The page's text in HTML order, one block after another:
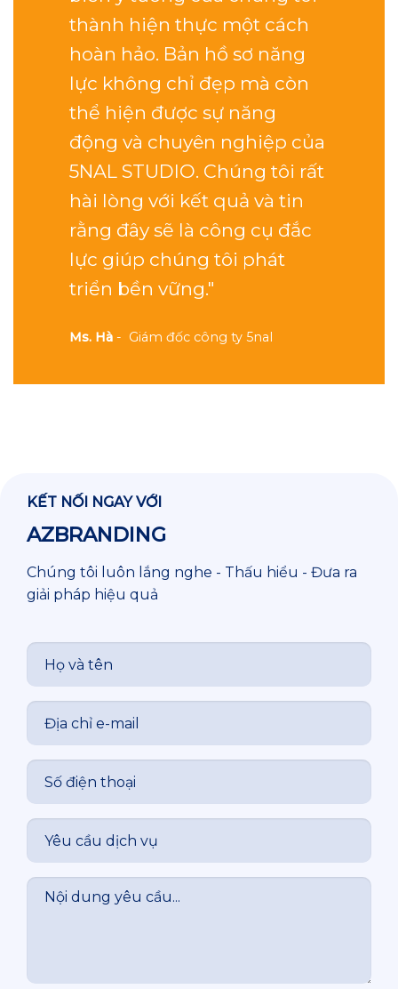
thành hiện thực một cách
hoàn hảo. Bản hồ sơ năng
lực không chỉ đẹp mà còn
thể hiện được sự năng
động và chuyên nghiệp của
5NAL STUDIO. Chúng tôi rất
hài lòng với kết quả và tin
rằng đây sẽ là công cụ đắc
lực giúp chúng tôi phát
triển bền vững."
Ms. Hà- Giám đốc công ty 5nal
KẾT NỐI NGAY VỚI
AZBRANDING
Chúng tôi luôn lắng nghe - Thấu hiểu - Đưa ra
giải pháp hiệu quả